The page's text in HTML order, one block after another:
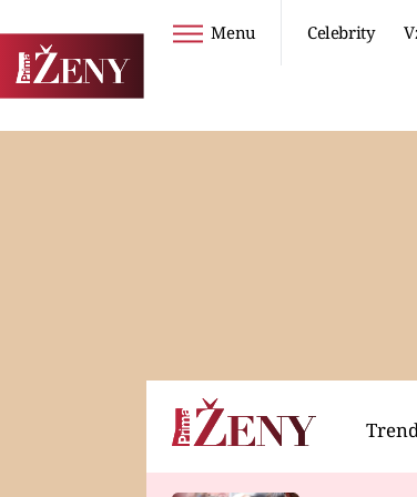
Menu Celebrity
Horoskopy Video